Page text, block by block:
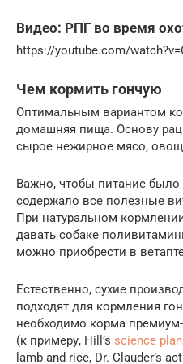
Видео: РПГ во время
https://youtube.com/
Чем кормить гончую
Оптимальным вариантом
домашняя пища. Основу
сырое нежирное мясо,
Важно, чтобы питание
содержало все полезные
При натуральном
давать собаке
можно приобрести в
Естественно, сухие
подходят для кормления
необходимо корма
(к примеру, Hill’s science
lamb and rice, Dr. Clauder’s